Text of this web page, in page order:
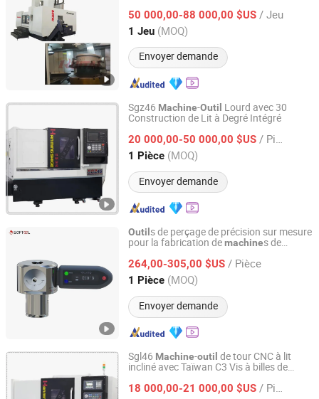
50 000,00-88 000,00 $US / Jeu
1 Jeu (MOQ)
Envoyer demande
Liaoning, China Depuis 2024
Sgz46 Machine-Outil Lourd avec 30
Construction de Lit à Degré Intégré
20 000,00-50 000,00 $US / Pièce
1 Pièce (MOQ)
Envoyer demande
Guangdong Hanming Shige Machine Tool Co., Ltd
Guangdong, China Depuis 2025
Outil s de perçage de précision sur mesure
pour la fabrication demachines de
264,00-305,00 $US / Pièce
1 Pièce (MOQ)
Envoyer demande
Softool Manufacturing Co., Ltd.
Tianjin, China Depuis 2025
Sgl46 Machine-outil de tour CNC à lit
incliné avec Taïwan C3 Vis à billes de
18 000,00-21 000,00 $US / Pièce
Guangdong Hanming Shige Machine Tool Co., Ltd